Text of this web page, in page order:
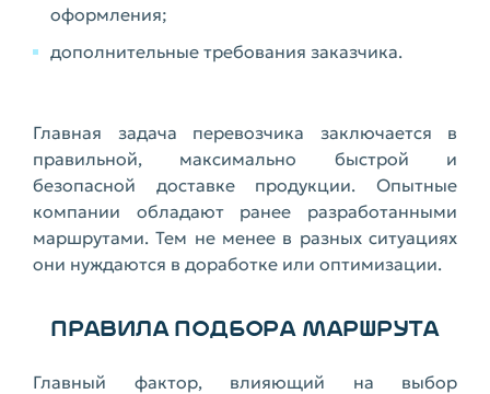
оформления;
дополнительные требования заказчика.
Главная задача перевозчика заключается в
правильной, максимально быстрой и
безопасной доставке продукции. Опытные
компании обладают ранее разработанными
маршрутами. Тем не менее в разных ситуациях
они нуждаются в доработке или оптимизации.
ПРАВИЛА ПОДБОРА МАРШРУТА
Главный фактор, влияющий на выбор